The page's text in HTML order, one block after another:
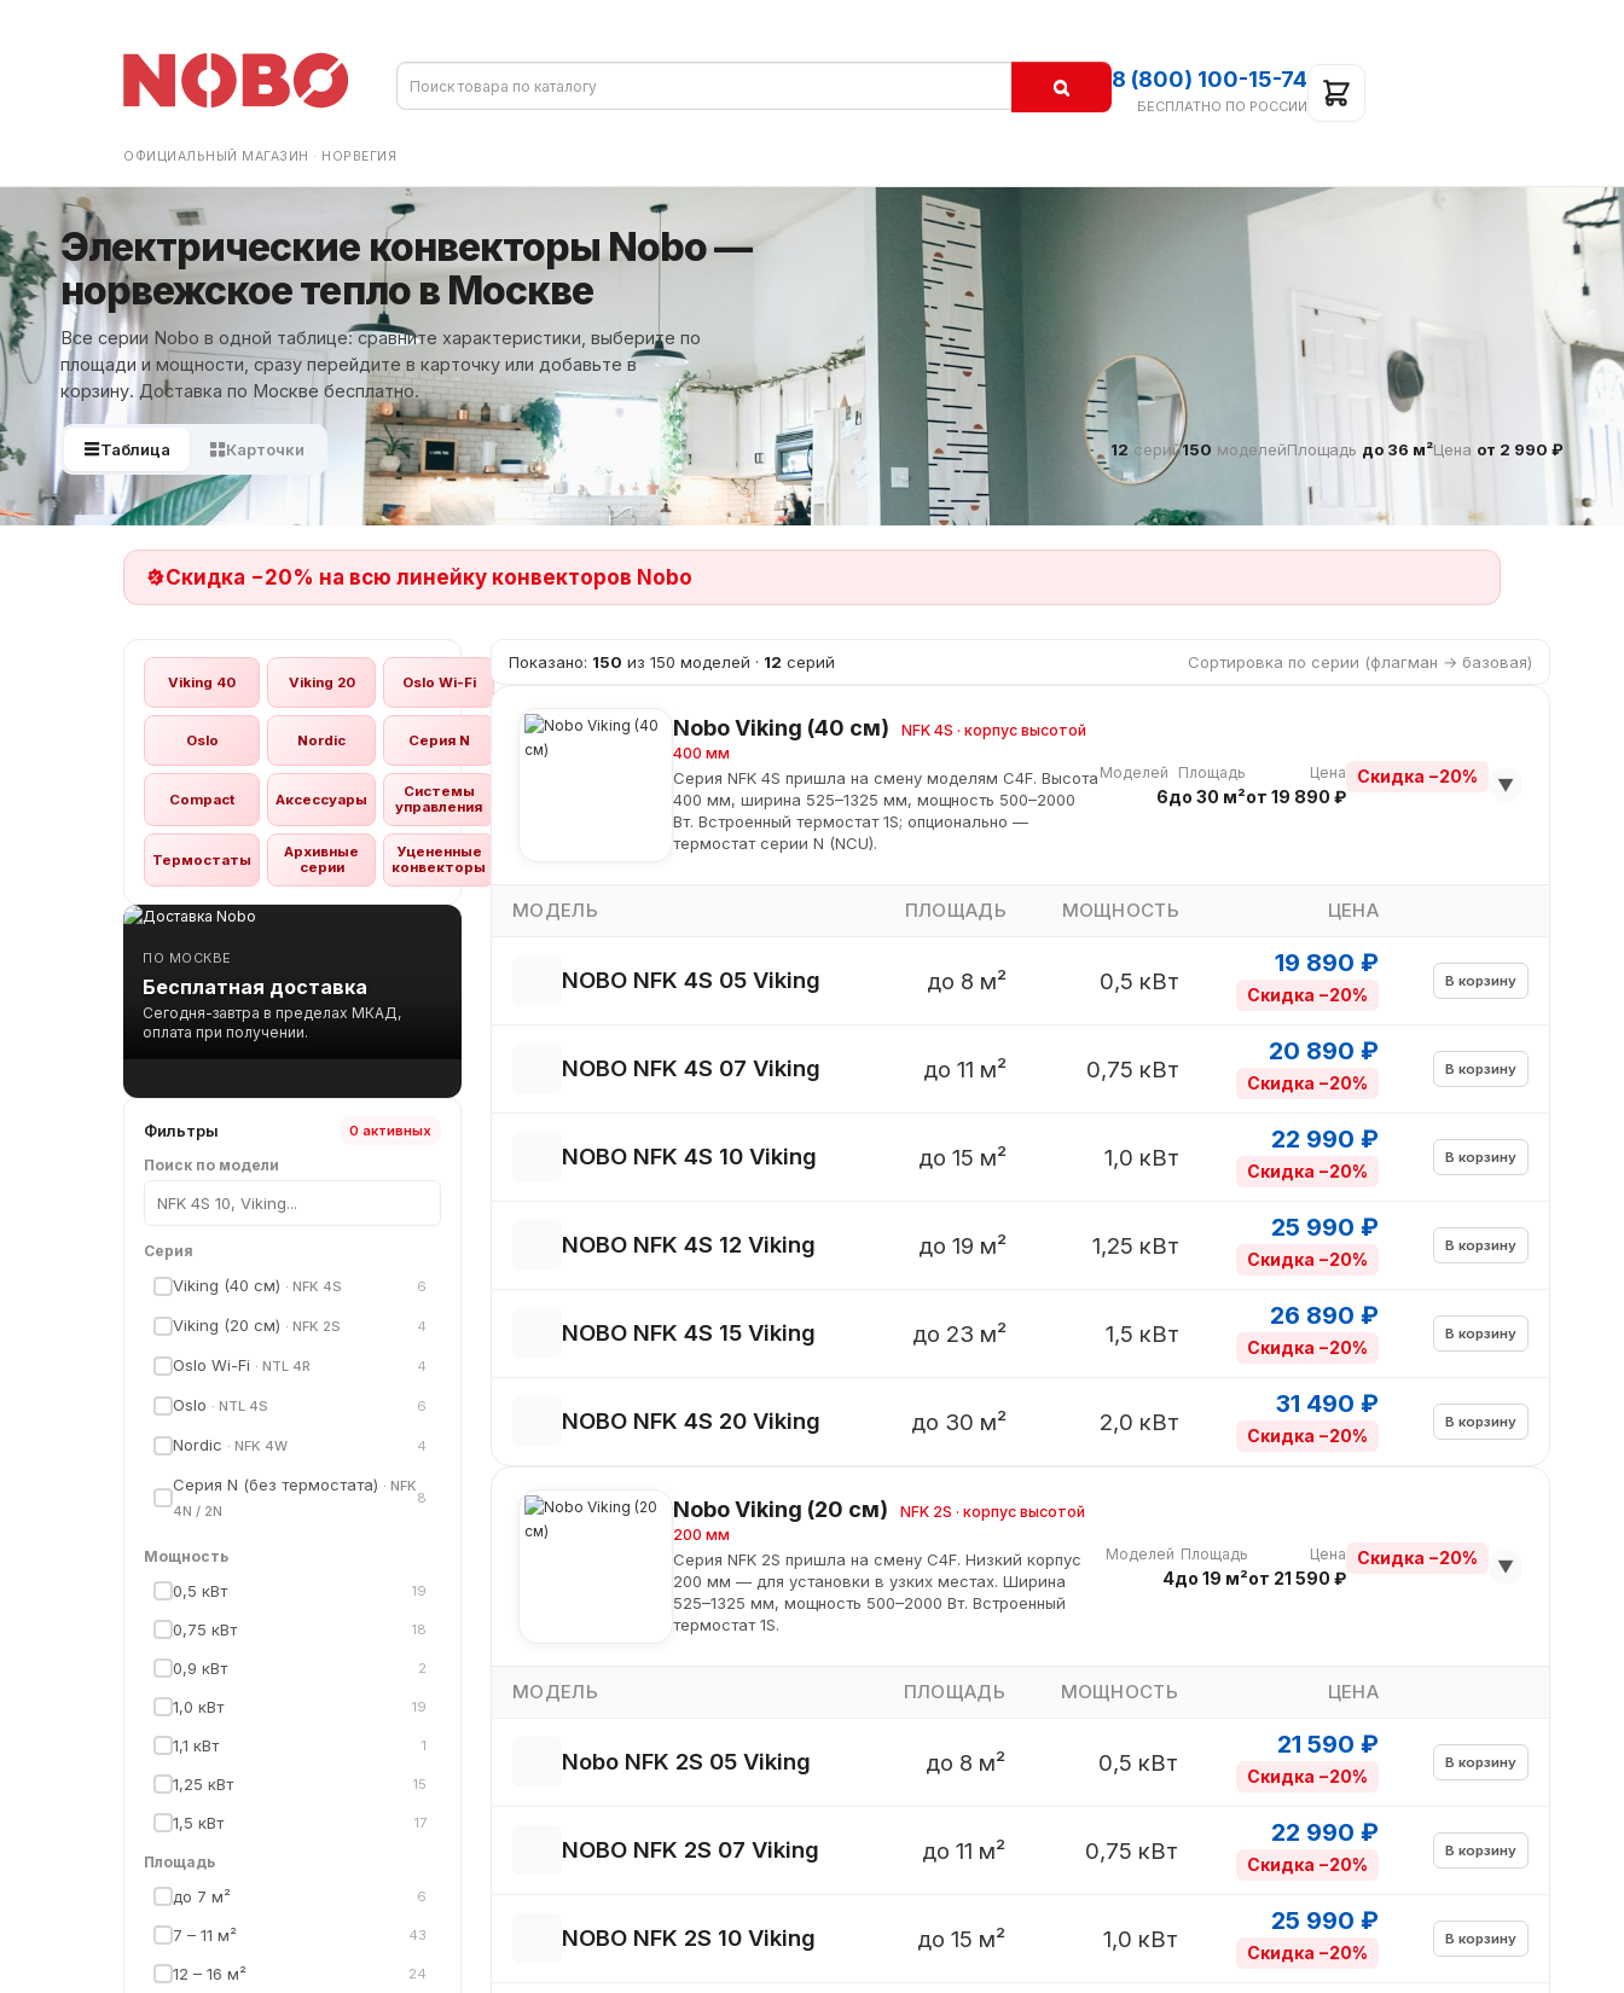
ОФИЦИАЛЬНЫЙ МАГАЗИН · НОРВЕГИЯ
8 (800) 100-15-74
БЕСПЛАТНО ПО РОССИИ
Электрические конвекторы Nobo —
норвежское тепло в Москве
Все серии Nobo в одной таблице: сравните характеристики, выберите по
площади и мощности, сразу перейдите в карточку или добавьте в
корзину. Доставка по Москве бесплатно.
Таблица Карточки 12 серий150 моделейПлощадь до 36 м²Цена от 2 990 ₽
Скидка −20% на всю линейку конвекторов Nobo
Viking 40 Viking 20 Oslo Wi-Fi
Oslo Nordic Серия N
Compact Аксессуары
Системы
управления
Термостаты
Архивные
серии
Уцененные
конвекторы
ПО МОСКВЕ
Бесплатная доставка
Сегодня-завтра в пределах МКАД,
оплата при получении.
Фильтры 0 активных
Поиск по модели
Серия
Viking (40 см) · NFK 4S 6
Viking (20 см) · NFK 2S 4
Oslo Wi-Fi · NTL 4R 4
Oslo · NTL 4S 6
Nordic · NFK 4W 4
Серия N (без термостата) · NFK
4N / 2N
8
✓ Compact
Аксессуары 20
Системы управления 17
Термостаты 8
Архивные серии 66
✓ Уцененные конвекторы 2
Мощность
0,5 кВт 19
0,75 кВт 18
0,9 кВт 2
1,0 кВт 19
1,1 кВт 1
1,25 кВт 15
1,5 кВт 17
✓ 2,0 кВт
2,4 кВт 1
Площадь
до 7 м² 6
7 – 11 м² 43
12 – 16 м² 24
Показано: 150 из 150 моделей · 12 серий Сортировка по серии (флагман → базовая)
Nobo Viking (40 см)
NFK 4S · корпус высотой
400 мм
Серия NFK 4S пришла на смену моделям C4F. Высота
400 мм, ширина 525–1325 мм, мощность 500–2000
Вт. Встроенный термостат 1S; опционально —
термостат серии N (NCU).
Моделей
6
Площадь
до 30 м²
Цена
от 19 890 ₽
Скидка −20% ▼
МОДЕЛЬ ПЛОЩАДЬ МОЩНОСТЬ ЦЕНА
NOBO NFK 4S 05 Viking до 8 м² 0,5 кВт
19 890 ₽
Скидка −20%
В корзину
NOBO NFK 4S 07 Viking до 11 м² 0,75 кВт
20 890 ₽
Скидка −20%
В корзину
NOBO NFK 4S 10 Viking до 15 м² 1,0 кВт
22 990 ₽
Скидка −20%
В корзину
NOBO NFK 4S 12 Viking до 19 м² 1,25 кВт
25 990 ₽
Скидка −20%
В корзину
NOBO NFK 4S 15 Viking до 23 м² 1,5 кВт
26 890 ₽
Скидка −20%
В корзину
NOBO NFK 4S 20 Viking до 30 м² 2,0 кВт
31 490 ₽
Скидка −20%
В корзину
Nobo Viking (20 см)
NFK 2S · корпус высотой
200 мм
Серия NFK 2S пришла на смену C4F. Низкий корпус
200 мм — для установки в узких местах. Ширина
525–1325 мм, мощность 500–2000 Вт. Встроенный
термостат 1S.
Моделей
4
Площадь
до 19 м²
Цена
от 21 590 ₽
Скидка −20% ▼
МОДЕЛЬ ПЛОЩАДЬ МОЩНОСТЬ ЦЕНА
Nobo NFK 2S 05 Viking до 8 м² 0,5 кВт
21 590 ₽
Скидка −20%
В корзину
NOBO NFK 2S 07 Viking до 11 м² 0,75 кВт
22 990 ₽
Скидка −20%
В корзину
NOBO NFK 2S 10 Viking до 15 м² 1,0 кВт
25 990 ₽
Скидка −20%
В корзину